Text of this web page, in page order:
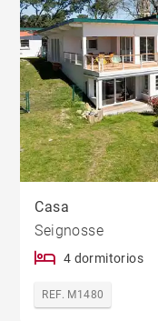
Casa
Seignosse
4 dormitorios
REF. M1480